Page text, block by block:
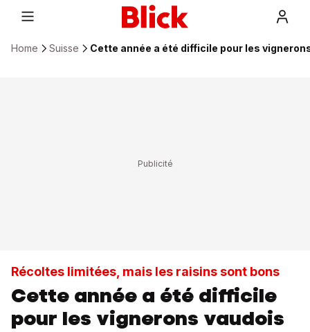
Home Suisse Cette année a été difficile pour les
Récoltes limitées, mais les raisins sont bons
Cette année a été difficile
pour les vignerons vaudois